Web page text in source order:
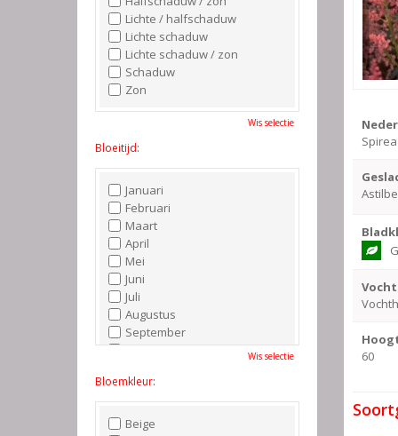
Spirea
Astilbe
60
Lichte / halfschaduw
Lichte schaduw
Lichte schaduw / zon
Schaduw
Zon
Wis selectie
Bloeitijd:
Januari
Februari
Maart
April
Mei
Juni
Juli
Augustus
September
Oktober
December
Wis selectie
Bloemkleur:
Beige